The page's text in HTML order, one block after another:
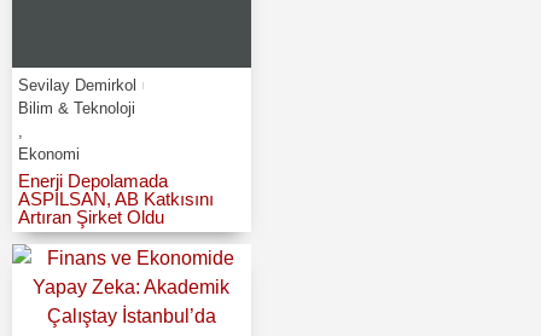
Sevilay Demirkol
Bilim & Teknoloji
,
Ekonomi
Enerji Depolamada
ASPİLSAN, AB Katkısını
Artıran Şirket Oldu